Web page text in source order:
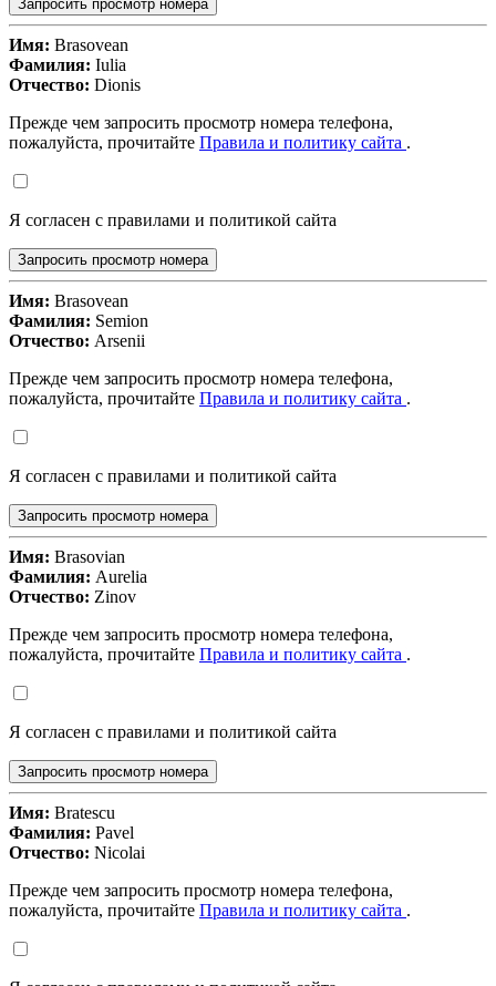
Запросить просмотр номера
Имя: Brasovean
Фамилия: Iulia
Отчество: Dionis
Прежде чем запросить просмотр номера телефона,
пожалуйста, прочитайте Правила и политику сайта .
Я согласен с правилами и политикой сайта
Запросить просмотр номера
Имя: Brasovean
Фамилия: Semion
Отчество: Arsenii
Прежде чем запросить просмотр номера телефона,
пожалуйста, прочитайте Правила и политику сайта .
Я согласен с правилами и политикой сайта
Запросить просмотр номера
Имя: Brasovian
Фамилия: Aurelia
Отчество: Zinov
Прежде чем запросить просмотр номера телефона,
пожалуйста, прочитайте Правила и политику сайта .
Я согласен с правилами и политикой сайта
Запросить просмотр номера
Имя: Bratescu
Фамилия: Pavel
Отчество: Nicolai
Прежде чем запросить просмотр номера телефона,
пожалуйста, прочитайте Правила и политику сайта .